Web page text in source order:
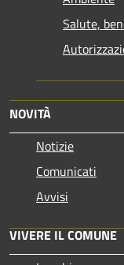
Salute,
NOVITÀ
Notizie
Comunicati
Avvisi
VIVERE IL COMUNE